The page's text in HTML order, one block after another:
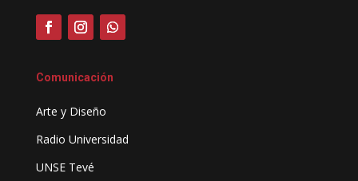
Comunicación
Arte y Diseño
Radio Universidad
UNSE Tevé